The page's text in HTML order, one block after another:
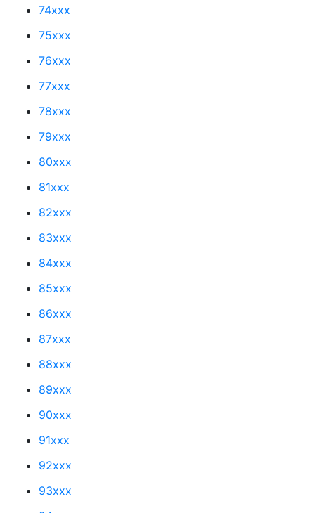
74xxx
75xxx
76xxx
77xxx
78xxx
79xxx
80xxx
81xxx
82xxx
83xxx
84xxx
85xxx
86xxx
87xxx
88xxx
89xxx
90xxx
91xxx
92xxx
93xxx